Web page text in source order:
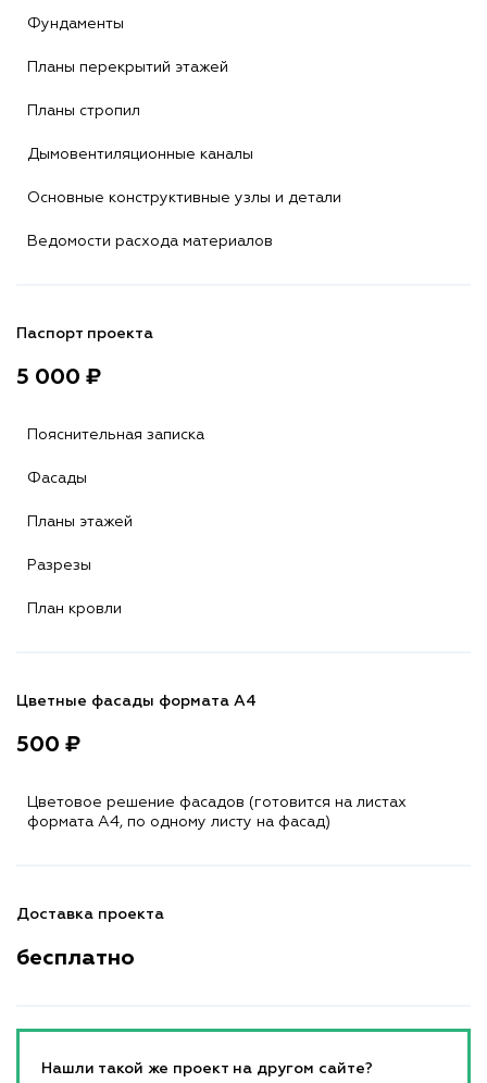
Фундаменты
Планы перекрытий этажей
Планы стропил
Дымовентиляционные каналы
Основные конструктивные узлы и детали
Ведомости расхода материалов
Паспорт проекта
5 000 ₽
Пояснительная записка
Фасады
Планы этажей
Разрезы
План кровли
Цветные фасады формата А4
500 ₽
Цветовое решение фасадов (готовится на листах
формата A4, по одному листу на фасад)
Доставка проекта
бесплатно
Нашли такой же проект на другом сайте?